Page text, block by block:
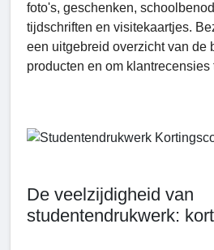
foto's, geschenken,
tijdschriften en visitekaartjes.
een uitgebreid overzicht van de
producten en om klantrecensies
De veelzijdigheid van
studentendrukwerk: